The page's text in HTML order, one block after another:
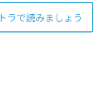
ラで読みましょう